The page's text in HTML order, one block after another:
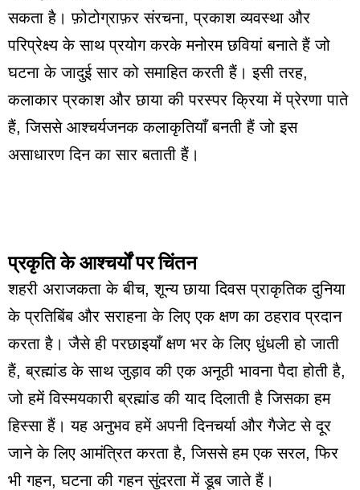
सकता है। फ़ोटोग्राफ़र संरचना, प्रकाश व्यवस्था और
परिप्रेक्ष्य के साथ प्रयोग करके मनोरम छवियां बनाते हैं जो
घटना के जादुई सार को समाहित करती हैं। इसी तरह,
कलाकार प्रकाश और छाया की परस्पर क्रिया में प्रेरणा पाते
हैं, जिससे आश्चर्यजनक कलाकृतियाँ बनती हैं जो इस
असाधारण दिन का सार बताती हैं।
प्रकृति के आश्चर्यों पर चिंतन
शहरी अराजकता के बीच, शून्य छाया दिवस प्राकृतिक दुनिया
के प्रतिबिंब और सराहना के लिए एक क्षण का ठहराव प्रदान
करता है। जैसे ही परछाइयाँ क्षण भर के लिए धुंधली हो जाती
हैं, ब्रह्मांड के साथ जुड़ाव की एक अनूठी भावना पैदा होती है,
जो हमें विस्मयकारी ब्रह्मांड की याद दिलाती है जिसका हम
हिस्सा हैं। यह अनुभव हमें अपनी दिनचर्या और गैजेट से दूर
जाने के लिए आमंत्रित करता है, जिससे हम एक सरल, फिर
भी गहन, घटना की गहन सुंदरता में डूब जाते हैं।